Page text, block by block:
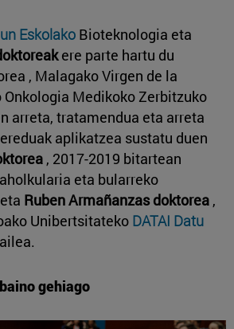
Eskolako Bioteknologia eta
ere parte hartu du
, Malagako Virgen de la
Medikoko Zerbitzuko
arreta, tratamendua eta arreta
aplikatzea sustatu duen
, 2017-2019 bitartean
eta bularreko
Ruben Armañanzas doktorea ,
Unibertsitateko DATAI Datu
gehiago